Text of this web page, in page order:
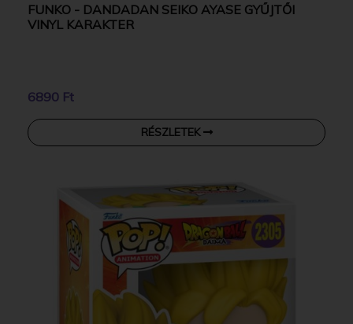
FUNKO - DANDADAN SEIKO AYASE GYŰJTŐI
VINYL KARAKTER
6890 Ft
RÉSZLETEK